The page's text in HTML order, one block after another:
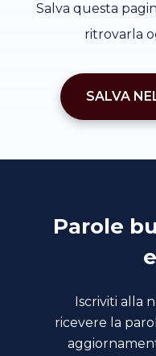
Salva questa
ritrovarla
SALVA
Parole
Iscriviti alla
ricevere la